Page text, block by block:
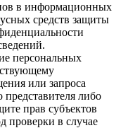
в информационных
средств защиты
персональных
или запроса
представителя либо
прав субъектов
проверки в случае